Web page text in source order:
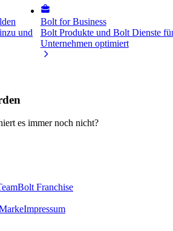
und
Bolt for Business
Bolt Produkte und Bolt Dienste
Unternehmen optimiert
es immer noch nicht?
Bolt Franchise
Impressum